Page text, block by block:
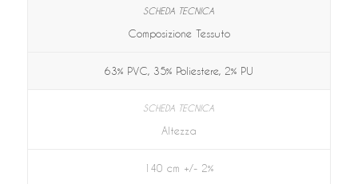
Composizione Tessuto
63% PVC, 35% Poliestere, 2% PU
Altezza
140 cm +/- 2%